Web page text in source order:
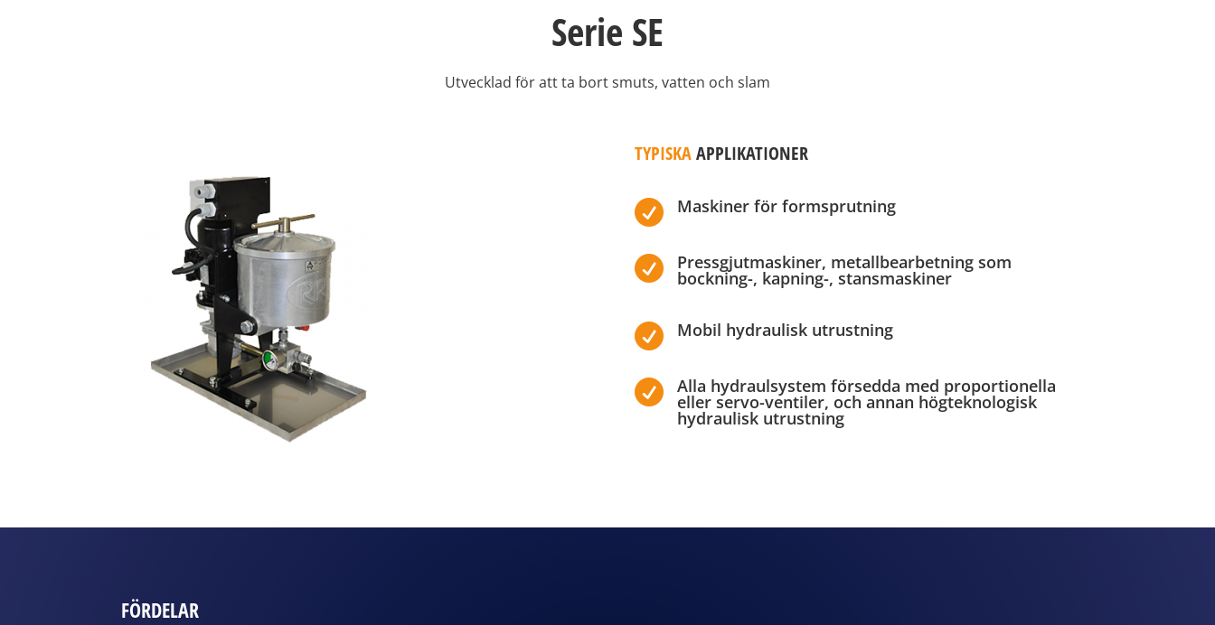
Serie SE
Utvecklad för att ta bort smuts, vatten och slam
TYPISKAAPPLIKATIONER
 Maskiner för formsprutning
 Pressgjutmaskiner, metallbearbetning som
bockning-, kapning-, stansmaskiner
 Mobil hydraulisk utrustning
 Alla hydraulsystem försedda med proportionella
eller servo-ventiler, och annan högteknologisk
hydraulisk utrustning
FÖRDELAR